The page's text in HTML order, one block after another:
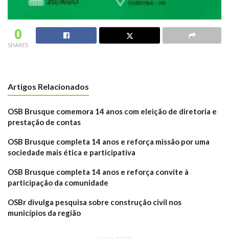
0
SHARES
Artigos Relacionados
OSB Brusque comemora 14 anos com eleição de diretoria e
prestação de contas
OSB Brusque completa 14 anos e reforça missão por uma
sociedade mais ética e participativa
OSB Brusque completa 14 anos e reforça convite à
participação da comunidade
OSBr divulga pesquisa sobre construção civil nos
municípios da região